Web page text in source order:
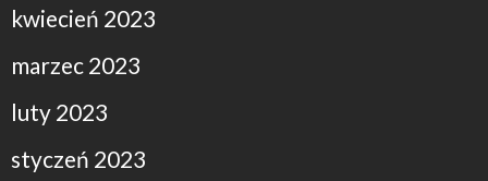
kwiecień 2023
marzec 2023
luty 2023
styczeń 2023